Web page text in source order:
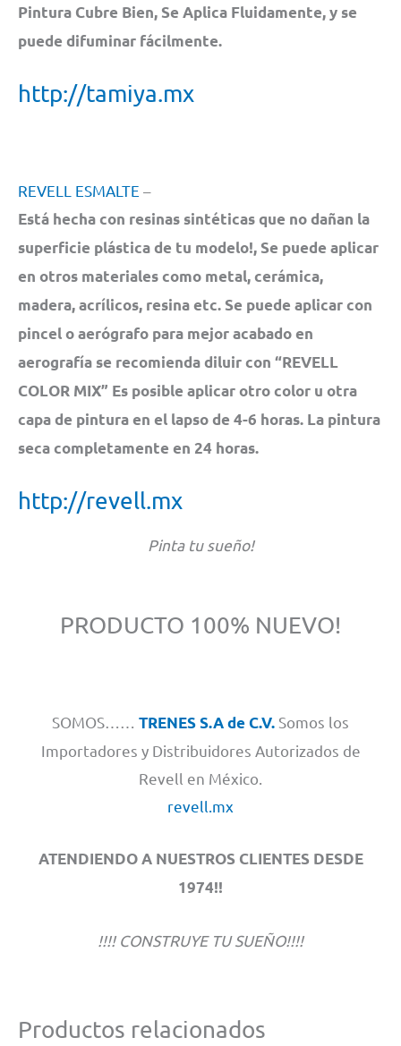
Pintura Cubre Bien, Se Aplica Fluidamente, y se
puede difuminar fácilmente.
http://tamiya.mx
REVELL ESMALTE –
Está hecha con resinas sintéticas que no dañan la
superficie plástica de tu modelo!, Se puede aplicar
en otros materiales como metal, cerámica,
madera, acrílicos, resina etc. Se puede aplicar con
pincel o aerógrafo para mejor acabado en
aerografía se recomienda diluir con “REVELL
COLOR MIX” Es posible aplicar otro color u otra
capa de pintura en el lapso de 4-6 horas. La pintura
seca completamente en 24 horas.
http://revell.mx
Pinta tu sueño!
PRODUCTO 100% NUEVO!
SOMOS…… TRENES S.A de C.V. Somos los
Importadores y Distribuidores Autorizados de
Revell en México.
revell.mx
ATENDIENDO A NUESTROS CLIENTES DESDE
1974!!
!!!! CONSTRUYE TU SUEÑO!!!!
Productos relacionados